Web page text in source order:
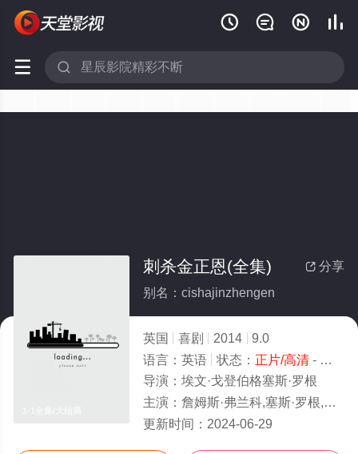
   
 
 分享
刺杀金正恩(全集)
别名：cishajinzhengen
英国 喜剧 2014
9.0
语言： 英语 状态： 正片/高清- 免费在线观看
导演： 埃文·戈登伯格塞斯·罗根
主演： 詹姆斯·弗兰科,塞斯·罗根,丽兹·卡潘,兰德尔·朴
更新时间： 2024-06-29